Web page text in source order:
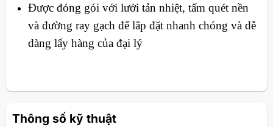
Được đóng gói với lưới tản nhiệt, tấm quét nền
và đường ray gạch để lắp đặt nhanh chóng và dễ
dàng lấy hàng của đại lý
Thông số kỹ thuật